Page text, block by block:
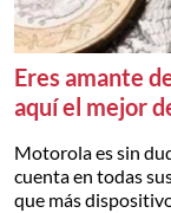
Eres amante
aquí el mejor
Motorola es sin
cuenta en todas
que más